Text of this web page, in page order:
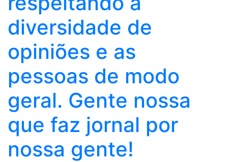
diversidade de
opiniões e as
pessoas de modo
geral. Gente nossa
que faz jornal por
nossa gente!